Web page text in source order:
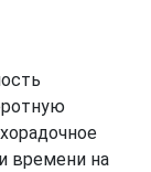
времени на